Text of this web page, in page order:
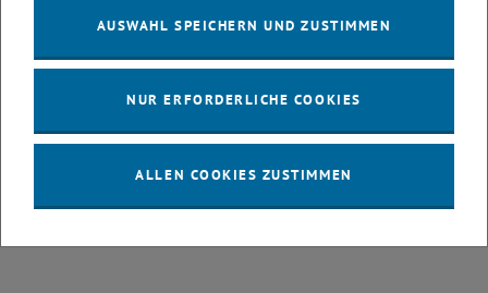
AUSWAHL SPEICHERN UND ZUSTIMMEN
NUR ERFORDERLICHE COOKIES
ALLEN COOKIES ZUSTIMMEN